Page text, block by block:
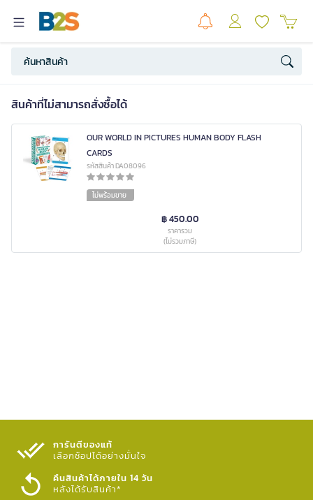
สินค้าที่ไม่สามารถสั่งซื้อได้
OUR WORLD IN PICTURES HUMAN BODY FLASH
CARDS
รหัสสินค้า DA08096
ไม่พร้อมขาย
฿ 450.00
ราคารวม
(ไม่รวมภาษี)
การันตีของแท้
เลือกช้อปได้อย่างมั่นใจ​
คืนสินค้าได้ภายใน 14 วัน
หลังได้รับสินค้า*